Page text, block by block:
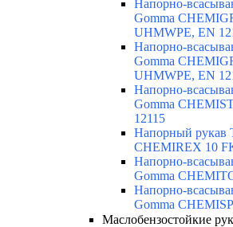
Напорно-
Gomma
UHMWPE, EN
Напорно-
Gomma
UHMWPE, EN
Напорно-
Gomma
12115
Напорный рукав
CHEMIREX 10
Напорно-
Gomma
Напорно-
Gomma
Маслобензостойкие